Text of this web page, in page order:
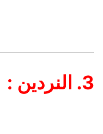
3. النردين :